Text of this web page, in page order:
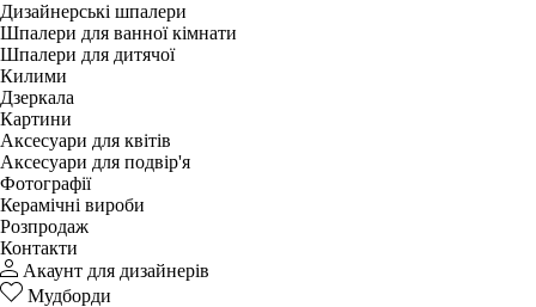
Дизайнерські шпалери
Шпалери для ванної кімнати
Шпалери для дитячої
Килими
Дзеркала
Картини
Аксесуари для квітів
Аксесуари для подвір'я
Фотографії
Керамічні вироби
Розпродаж
Контакти
Акаунт для дизайнерів
Мудборди